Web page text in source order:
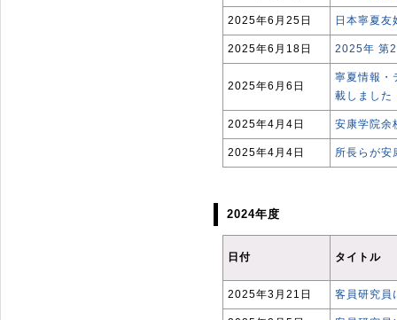
2025年6月25日 日本寧夏
2025年6月18日 2025年 第
2025年6月6日
寧夏情報
載しました
2025年4月4日 安康学院余
2025年4月4日 所長らが安
2024年度
日付 タイトル
2025年3月21日 客員研究員